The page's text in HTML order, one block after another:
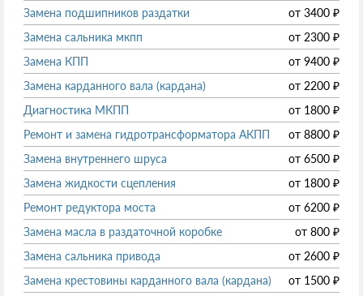
Замена подшипников раздатки
от 3400 ₽
Замена сальника мкпп
от 2300 ₽
Замена КПП
от 9400 ₽
Замена карданного вала (кардана)
от 2200 ₽
Диагностика МКПП
от 1800 ₽
Ремонт и замена гидротрансформатора АКПП
от 8800 ₽
Замена внутреннего шруса
от 6500 ₽
Замена жидкости сцепления
от 1800 ₽
Ремонт редуктора моста
от 6200 ₽
Замена масла в раздаточной коробке
от 800 ₽
Замена сальника привода
от 2600 ₽
Замена крестовины карданного вала (кардана)
от 1500 ₽